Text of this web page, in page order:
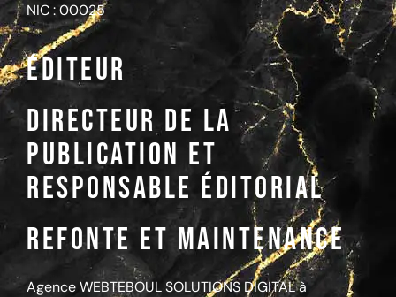
NIC : 00025
Éditeur
Directeur de la
publication et
Responsable éditorial
Refonte et maintenance
AgenceWEBTEBOUL SOLUTIONS DIGITAL à